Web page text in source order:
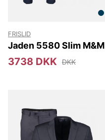
FRISLID
Jaden 5580 Slim M&M
3738 DKK DKK